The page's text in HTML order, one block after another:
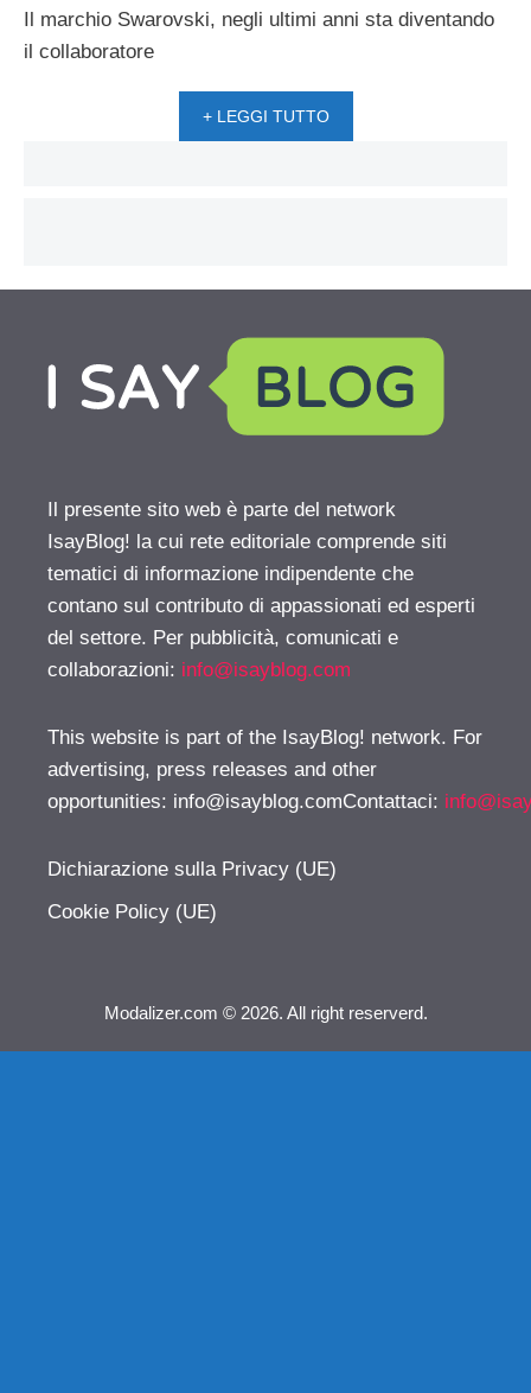
Il marchio Swarovski, negli ultimi anni sta diventando
il collaboratore
+ LEGGI TUTTO
Il presente sito web è parte del network
IsayBlog! la cui rete editoriale comprende siti
tematici di informazione indipendente che
contano sul contributo di appassionati ed esperti
del settore. Per pubblicità, comunicati e
collaborazioni: info@isayblog.com
This website is part of the IsayBlog! network. For
advertising, press releases and other
opportunities: info@isayblog.comContattaci:
Dichiarazione sulla Privacy (UE)
Cookie Policy (UE)
Modalizer.com © 2026. All right reserverd.